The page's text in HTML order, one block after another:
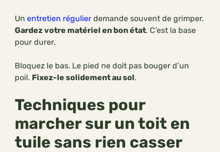
Un entretien régulier demande souvent de grimper.
Gardez votre matériel en bon état. C’est la base
pour durer.
Bloquez le bas. Le pied ne doit pas bouger d’un
poil. Fixez-le solidement au sol.
Techniques pour
marcher sur un toit en
tuile sans rien casser